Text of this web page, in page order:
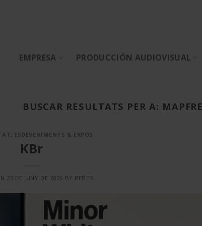
EMPRESA PRODUCCIÓN AUDIOVISUAL
BUSCAR RESULTATS PER A: MAPFRE
, ESDEVENIMENTS & EXPOS
KBr
23 DE JUNY DE 2026 BY REDES